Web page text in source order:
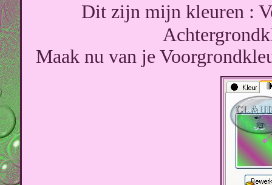
Dit zijn mijn kleuren :
Maak nu van je